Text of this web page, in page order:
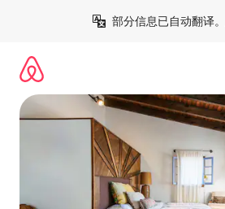
部分信息已自动翻译。